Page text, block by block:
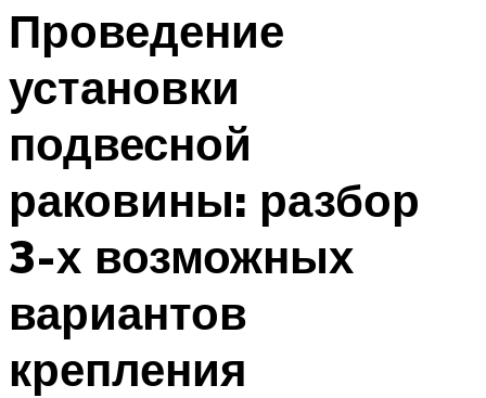
Проведение
установки
подвесной
раковины: разбор
3-х возможных
вариантов
крепления